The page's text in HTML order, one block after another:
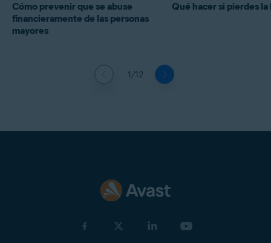
1/12
Cómo prevenir que se abuse
financieramente de las personas
mayores
Qué hacer si pierdes